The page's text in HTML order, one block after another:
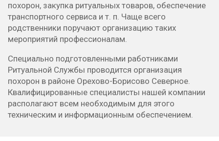
похорон, закупка ритуальных товаров, обеспечение
транспортного сервиса и т. п. Чаще всего
родственники поручают организацию таких
мероприятий профессионалам.
Специально подготовленными работниками
Ритуальной Службы проводится организация
похорон в районе Орехово-Борисово Северное.
Квалифицированные специалисты нашей компании
располагают всем необходимым для этого
техническим и информационным обеспечением.